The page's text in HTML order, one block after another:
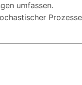
umfassen.